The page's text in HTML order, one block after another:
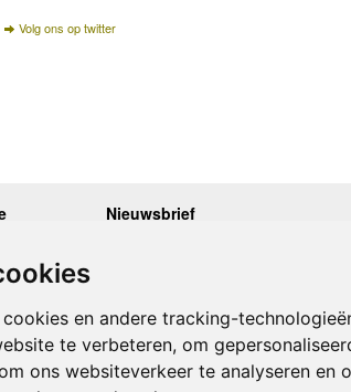
en andere tracking-
te verbeteren, om
ons websiteverkeer te analyseren en
Volg ons op twitter
- 17.00
- 17.00
Nieuwsbrief
Onze laatste Nieuwsbrief
Inschrijven